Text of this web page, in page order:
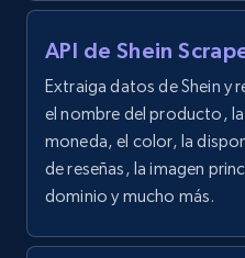
API de Shein
Extraiga datos de Shein y
el nombre del producto,
moneda, el color, la
de reseñas, la imagen
dominio y mucho más.